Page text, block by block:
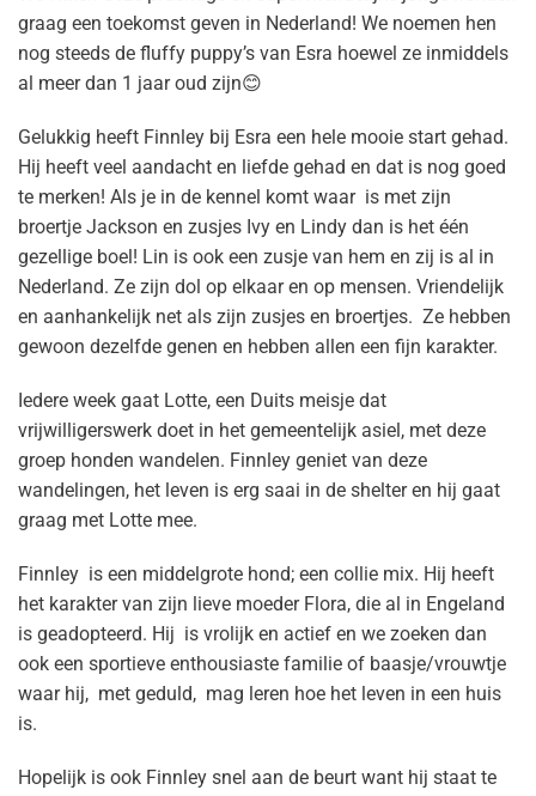
graag een toekomst geven in Nederland! We noemen hen
nog steeds de fluffy puppy’s van Esra hoewel ze inmiddels
al meer dan 1 jaar oud zijn😊
Gelukkig heeft Finnley bij Esra een hele mooie start gehad.
Hij heeft veel aandacht en liefde gehad en dat is nog goed
te merken! Als je in de kennel komt waar is met zijn
broertje Jackson en zusjes Ivy en Lindy dan is het één
gezellige boel! Lin is ook een zusje van hem en zij is al in
Nederland. Ze zijn dol op elkaar en op mensen. Vriendelijk
en aanhankelijk net als zijn zusjes en broertjes. Ze hebben
gewoon dezelfde genen en hebben allen een fijn karakter.
Iedere week gaat Lotte, een Duits meisje dat
vrijwilligerswerk doet in het gemeentelijk asiel, met deze
groep honden wandelen. Finnley geniet van deze
wandelingen, het leven is erg saai in de shelter en hij gaat
graag met Lotte mee.
Finnley is een middelgrote hond; een collie mix. Hij heeft
het karakter van zijn lieve moeder Flora, die al in Engeland
is geadopteerd. Hij is vrolijk en actief en we zoeken dan
ook een sportieve enthousiaste familie of baasje/vrouwtje
waar hij, met geduld, mag leren hoe het leven in een huis
is.
Hopelijk is ook Finnley snel aan de beurt want hij staat te